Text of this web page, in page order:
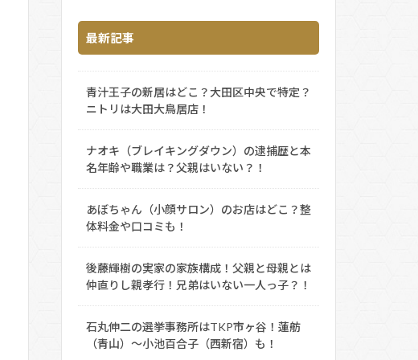
最新記事
青汁王子の新居はどこ？大田区中央で特定？
ニトリは大田大鳥居店！
ナオキ（ブレイキングダウン）の逮捕歴と本
名年齢や職業は？父親はいない？！
あぼちゃん（小顔サロン）のお店はどこ？整
体料金や口コミも！
後藤輝樹の実家の家族構成！父親と母親とは
仲直りし親孝行！兄弟はいない一人っ子？！
石丸伸二の選挙事務所はTKP市ヶ谷！蓮舫
（青山）～小池百合子（西新宿）も！